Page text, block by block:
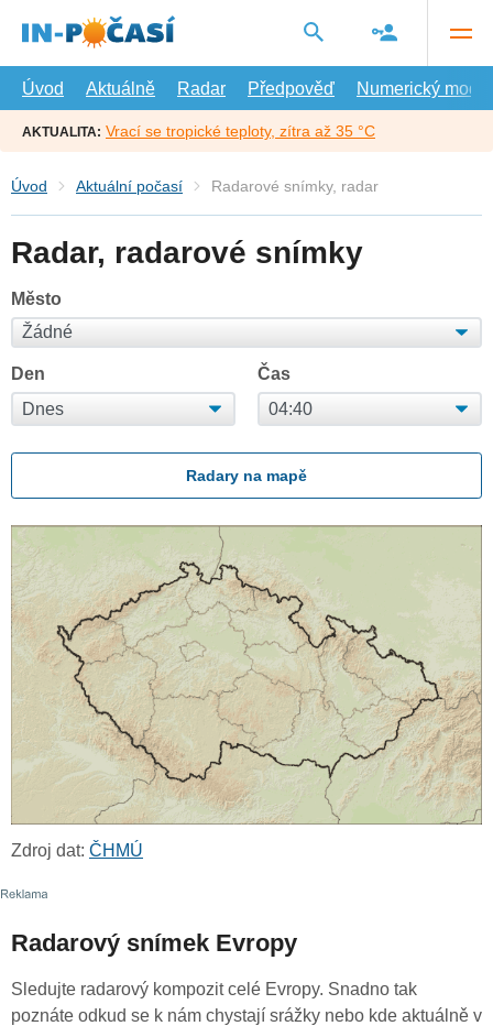
hlavní
Úvod
Aktuálně Radar Předpověď Numerický model
AKTUALITA: Vrací se tropické teploty, zítra až 35 °C
Úvod Aktuální počasí Radarové snímky, radar
Radar, radarové snímky
Město
Den Čas
Radary na mapě
Zdroj dat: ČHMÚ
Radarový snímek Evropy
Sledujte radarový kompozit celé Evropy. Snadno tak
poznáte odkud se k nám chystají srážky nebo kde aktuálně v